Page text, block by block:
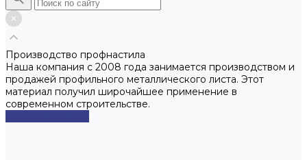
Производство профнастила
Наша компания с 2008 года занимается производством и
продажей профильного металлического листа. Этот
материал получил широчайшее применение в
современном строительстве.